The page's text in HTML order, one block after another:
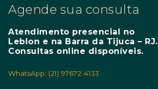
Agende sua consulta
Atendimento presencial no
Leblon e na Barra da Tijuca – RJ.
Consultas online disponíveis.
WhatsApp: (21) 97672-4133